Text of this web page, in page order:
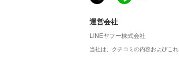
運営会社
LINEヤフー株式会社
当社は、クチコミの内容およびこ